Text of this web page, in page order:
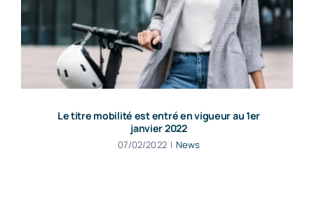
Le titre mobilité est entré en vigueur au 1er
janvier 2022
07/02/2022 | News